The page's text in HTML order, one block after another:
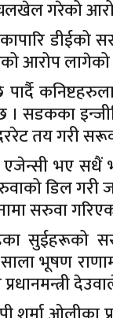
गरेको
डीईको
आरोप लागेको
पार्दै
। सडकका
तय गरी
भए सधैं
डिल
सरुवा
सुईहरूको
भूषण
प्रधानमन्त्री